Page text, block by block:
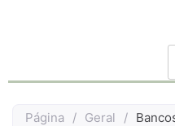
Página / Geral /